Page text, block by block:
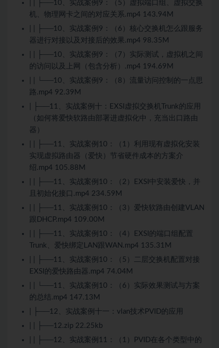
| | ├──10、实战案例9：（5）虚拟端口组、虚拟交换
机、物理网卡之间的对应关系.mp4 143.94M
| | ├──10、实战案例9：（6）核心交换机怎么跟服务
器进行对接以及对接后的效果.mp4 98.35M
| | ├──10、实战案例9：（7）实际测试，虚拟机之间
的访问以及上网（包含分析）.mp4 194.69M
| | └──10、实战案例9：（8）流量访问控制的一点思
路.mp4 92.39M
| ├──11、实战案例十：EXSI虚拟交换机Trunk的应用
（如何将爱快软路由部署进虚拟化中，充当出口路由
器）
| | ├──11、实战案例10：（1）利用现有虚拟化安装
实现虚拟路由器（爱快）节省硬件成本的方案介
绍.mp4 105.88M
| | ├──11、实战案例10：（2）EXSI中安装爱快，并
且初始化接口.mp4 234.59M
| | ├──11、实战案例10：（3）爱快软路由创建VLAN
跟DHCP.mp4 109.00M
| | ├──11、实战案例10：（4）EXSI的端口组配置
Trunk、爱快绑定LAN跟WAN.mp4 135.31M
| | ├──11、实战案例10：（5）二层交换机配置对接
EXSI的爱快路由器.mp4 74.04M
| | └──11、实战案例10：（6）实际效果测试与方案
的总结.mp4 147.13M
| ├──12、实战案例十一：vlan技术PVID的应用
| | ├──12.zip 22.25kb
| | ├──12、实战案例11：（1）PVID在各个类型中的